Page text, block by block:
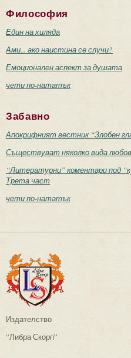
Философия
Един на хиляда
Ами... ако наистина се случи?
Емоционален аспект за душата
чети по-нататък
Забавно
Апокрифният вестник “Злобен
Съществуват няколко вида
“Литературни” коментари под
Трета част
чети по-нататък
Издателство
“Либра Скорп”